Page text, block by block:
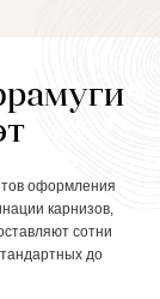
оформления
карнизов,
сотни
до